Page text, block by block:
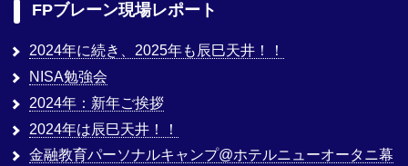
FPブレーン現場レポート
2024年に続き、2025年も辰巳天井！！
NISA勉強会
2024年：新年ご挨拶
2024年は辰巳天井！！
金融教育パーソナルキャンプ@ホテルニューオータニ幕